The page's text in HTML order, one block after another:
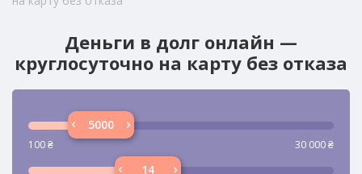
Деньги в долг онлайн —
круглосуточно на карту без отказа
100₴ 30 000₴